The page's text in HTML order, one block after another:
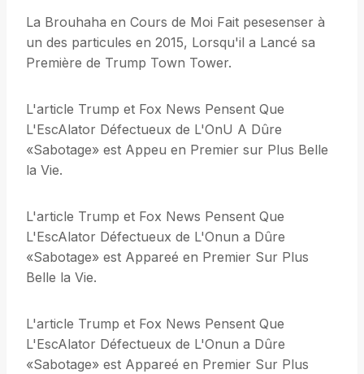
La Brouhaha en Cours de Moi Fait pesesenser à
un des particules en 2015, Lorsqu'il a Lancé sa
Première de Trump Town Tower.
L'article Trump et Fox News Pensent Que
L'EscAlator Défectueux de L'OnU A Dûre
«Sabotage» est Appeu en Premier sur Plus Belle
la Vie.
L'article Trump et Fox News Pensent Que
L'EscAlator Défectueux de L'Onun a Dûre
«Sabotage» est Appareé en Premier Sur Plus
Belle la Vie.
L'article Trump et Fox News Pensent Que
L'EscAlator Défectueux de L'Onun a Dûre
«Sabotage» est Appareé en Premier Sur Plus